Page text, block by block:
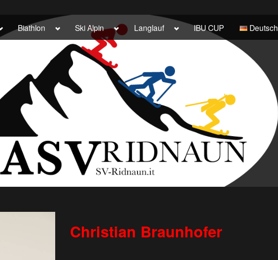
Biathlon Toggle
menu
Ski Alpin Toggle
sub-
menu
Langlauf Toggle
menu
IBU CUP Deutsch
Christian Braunhofer